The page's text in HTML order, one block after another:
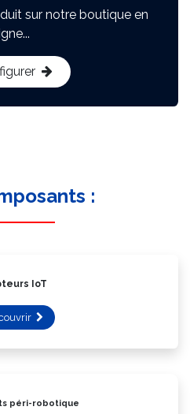
sur notre boutique en
:
IoT
péri-robotique